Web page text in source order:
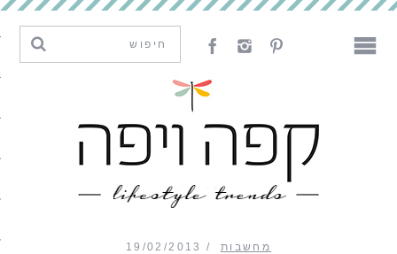
אמנות
מחשבות 19/02/2013